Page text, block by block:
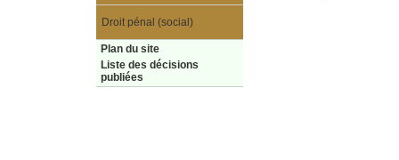
Droit pénal (social)
Plan du site
Liste des décisions
publiées